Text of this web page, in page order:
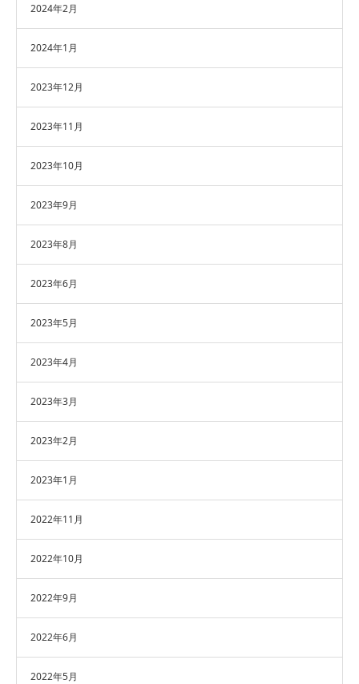
2024年2月
2024年1月
2023年12月
2023年11月
2023年10月
2023年9月
2023年8月
2023年6月
2023年5月
2023年4月
2023年3月
2023年2月
2023年1月
2022年11月
2022年10月
2022年9月
2022年6月
2022年5月